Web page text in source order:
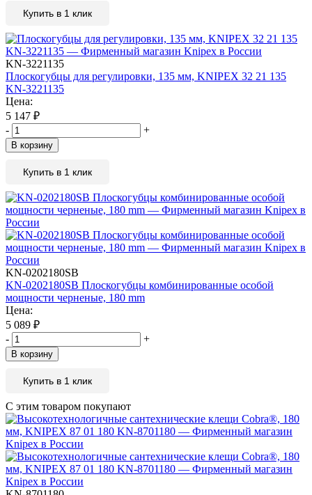
Купить в 1 клик
KN-3221135
Плоскогубцы для регулировки, 135 мм, KNIPEX 32 21 135
KN-3221135
Цена:
5 147 ₽
-
+
В корзину
Купить в 1 клик
KN-0202180SB
KN-0202180SB Плоскогубцы комбинированные особой
мощности черненые, 180 mm
Цена:
5 089 ₽
-
+
В корзину
Купить в 1 клик
С этим товаром покупают